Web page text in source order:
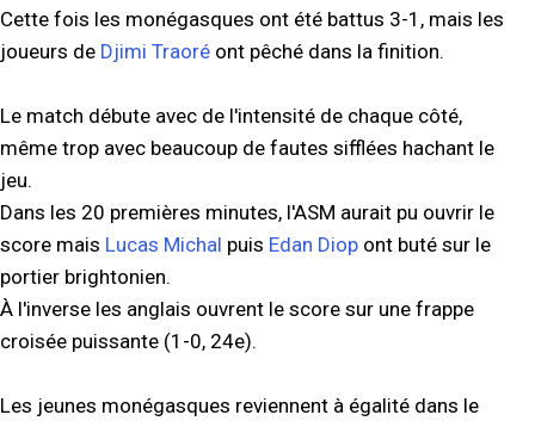
Cette fois les monégasques ont été battus 3-1, mais les
joueurs de Djimi Traoré ont pêché dans la finition.
Le match débute avec de l'intensité de chaque côté,
même trop avec beaucoup de fautes sifflées hachant le
jeu.
Dans les 20 premières minutes, l'ASM aurait pu ouvrir le
score mais Lucas Michal puis Edan Diop ont buté sur le
portier brightonien.
À l'inverse les anglais ouvrent le score sur une frappe
croisée puissante (1-0, 24e).
Les jeunes monégasques reviennent à égalité dans le